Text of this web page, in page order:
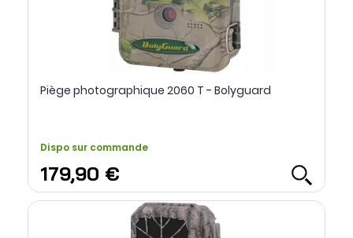
Piège photographique 2060 T - Bolyguard
Dispo sur commande
179,90 €